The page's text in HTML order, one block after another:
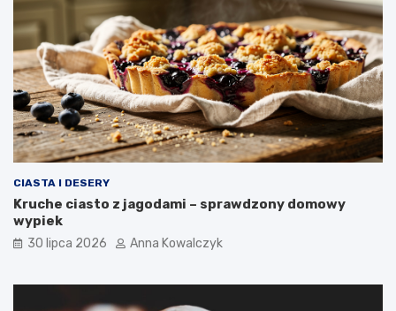
CIASTA I DESERY
Kruche ciasto z jagodami – sprawdzony domowy
wypiek
30 lipca 2026 Anna Kowalczyk